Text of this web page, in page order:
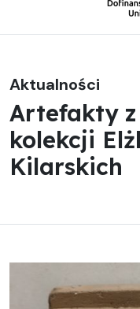
Aktualności
Artefakty
kolekcji
Kilarskich